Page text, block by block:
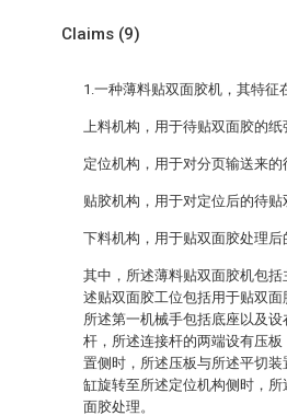
Claims (9)
1.一种薄料贴双面胶机，其特征
上料机构，用于待贴双面胶的纸
定位机构，用于对分页输送来
贴胶机构，用于对定位后的待
下料机构，用于贴双面胶处理后
其中，所述薄料贴双面胶机包
述贴双面胶工位包括用于贴双
所述第一机械手包括底座以及
杆，所述连接杆的两端设有压
置侧时，所述压板与所述平切
缸旋转至所述定位机构侧时，
面胶处理。